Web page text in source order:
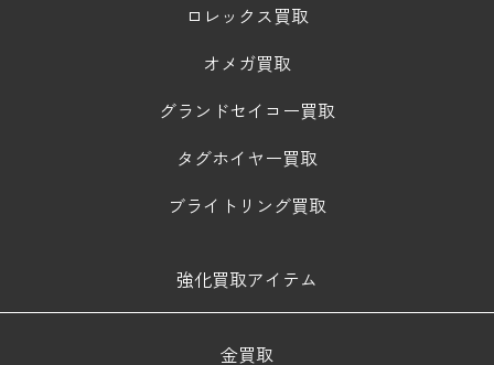
ロレックス買取
オメガ買取
グランドセイコー買取
タグホイヤー買取
ブライトリング買取
強化買取アイテム
金買取